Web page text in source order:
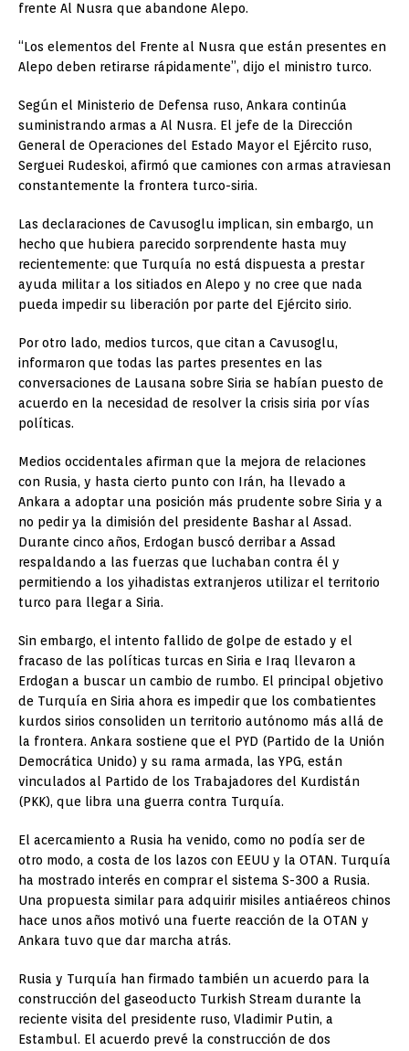
frente Al Nusra que abandone Alepo.
“Los elementos del Frente al Nusra que están presentes en
Alepo deben retirarse rápidamente”, dijo el ministro turco.
Según el Ministerio de Defensa ruso, Ankara continúa
suministrando armas a Al Nusra. El jefe de la Dirección
General de Operaciones del Estado Mayor el Ejército ruso,
Serguei Rudeskoi, afirmó que camiones con armas atraviesan
constantemente la frontera turco-siria.
Las declaraciones de Cavusoglu implican, sin embargo, un
hecho que hubiera parecido sorprendente hasta muy
recientemente: que Turquía no está dispuesta a prestar
ayuda militar a los sitiados en Alepo y no cree que nada
pueda impedir su liberación por parte del Ejército sirio.
Por otro lado, medios turcos, que citan a Cavusoglu,
informaron que todas las partes presentes en las
conversaciones de Lausana sobre Siria se habían puesto de
acuerdo en la necesidad de resolver la crisis siria por vías
políticas.
Medios occidentales afirman que la mejora de relaciones
con Rusia, y hasta cierto punto con Irán, ha llevado a
Ankara a adoptar una posición más prudente sobre Siria y a
no pedir ya la dimisión del presidente Bashar al Assad.
Durante cinco años, Erdogan buscó derribar a Assad
respaldando a las fuerzas que luchaban contra él y
permitiendo a los yihadistas extranjeros utilizar el territorio
turco para llegar a Siria.
Sin embargo, el intento fallido de golpe de estado y el
fracaso de las políticas turcas en Siria e Iraq llevaron a
Erdogan a buscar un cambio de rumbo. El principal objetivo
de Turquía en Siria ahora es impedir que los combatientes
kurdos sirios consoliden un territorio autónomo más allá de
la frontera. Ankara sostiene que el PYD (Partido de la Unión
Democrática Unido) y su rama armada, las YPG, están
vinculados al Partido de los Trabajadores del Kurdistán
(PKK), que libra una guerra contra Turquía.
El acercamiento a Rusia ha venido, como no podía ser de
otro modo, a costa de los lazos con EEUU y la OTAN. Turquía
ha mostrado interés en comprar el sistema S-300 a Rusia.
Una propuesta similar para adquirir misiles antiaéreos chinos
hace unos años motivó una fuerte reacción de la OTAN y
Ankara tuvo que dar marcha atrás.
Rusia y Turquía han firmado también un acuerdo para la
construcción del gaseoducto Turkish Stream durante la
reciente visita del presidente ruso, Vladimir Putin, a
Estambul. El acuerdo prevé la construcción de dos